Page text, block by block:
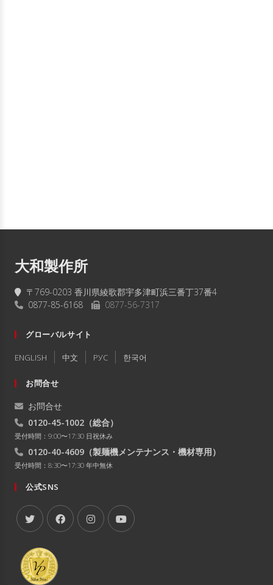
大和製作所
〒769-0203 香川県綾歌郡宇多津町浜三番丁37番4
0877-85-6168
0877-56-7317
グローバルサイト
ENGLISH 中文 РУC 한국어
お問合せ
お問合せ
0120-45-1002 （総合）
受付時間：9:00〜17:30 日祝休み
0120-40-4609 （製麺機メンテナンス・機材専用）
受付時間：8:30〜17:30 年中無休
公式SNS